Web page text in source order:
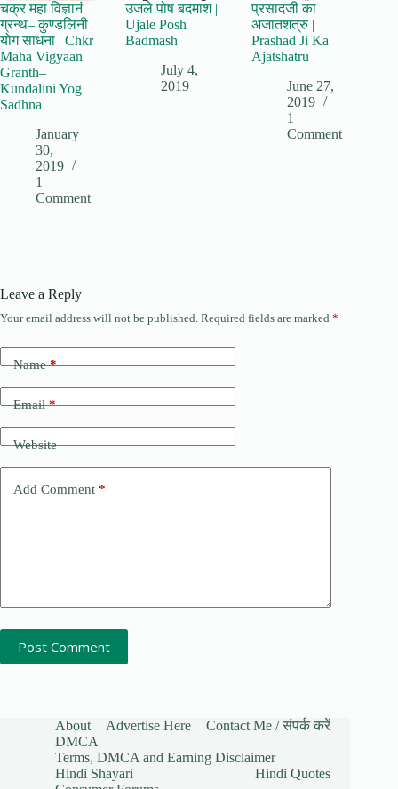
चक्र महा विज्ञानं
ग्रन्थ– कुण्डलिनी
योग साधना | Chkr
Maha Vigyaan
Granth–
Kundalini Yog
Sadhna
January
30,
2019
1
Comment
उजले पोष बदमाश |
Ujale Posh
Badmash
July 4,
2019
प्रसादजी का
अजातशत्रु |
Prashad Ji Ka
Ajatshatru
June 27,
2019
1
Comment
Leave a Reply
Your email address will not be published. Required fields are marked *
Name*
Email*
Website
Add Comment *
Post Comment
About Advertise Here
Contact Me / संपर्क करें
DMCA
Terms, DMCA and Earning Disclaimer
Hindi Shayari
Hindi Quotes